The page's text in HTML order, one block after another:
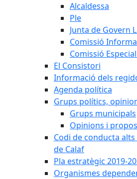
Alcaldessa
Ple
Junta de Govern
Comissió
Comissió
El Consistori
Informació dels
Agenda política
Grups polítics,
Grups municipals
Opinions i
Codi de conducta
de Calaf
Pla estratègic 2019-
Organismes